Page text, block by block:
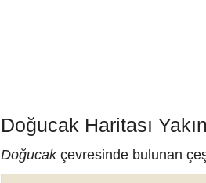
Doğucak Haritası
Doğucakçevresinde bulunan